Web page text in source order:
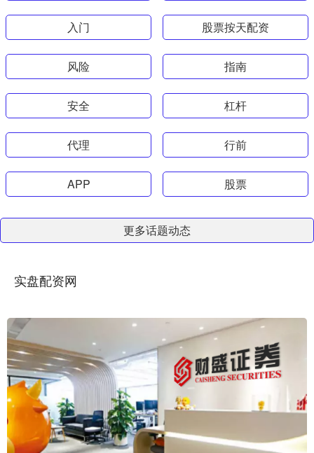
入门 股票按天配资
风险 指南
安全 杠杆
代理 行前
APP 股票
更多话题动态
实盘配资网